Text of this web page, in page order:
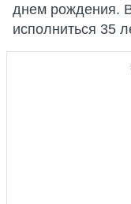
днем рождения.
исполниться 35